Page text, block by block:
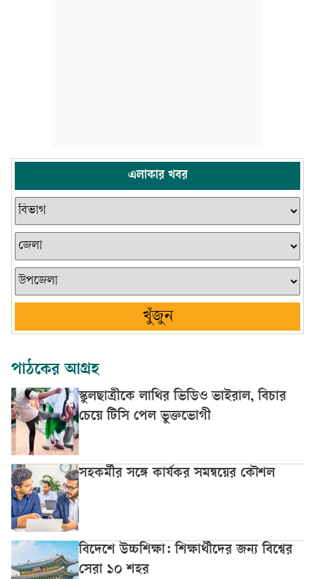
এলাকার খবর
খুঁজুন
পাঠকের আগ্রহ
স্কুলছাত্রীকে লাথির ভিডিও ভাইরাল, বিচার
চেয়ে টিসি পেল ভুক্তভোগী
সহকর্মীর সঙ্গে কার্যকর সমন্বয়ের কৌশল
বিদেশে উচ্চশিক্ষা: শিক্ষার্থীদের জন্য বিশ্বের
সেরা ১০ শহর